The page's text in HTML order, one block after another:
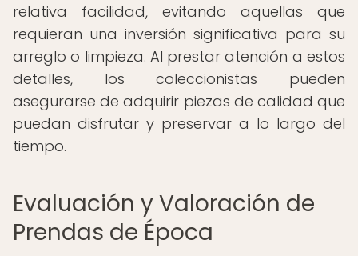
relativa facilidad, evitando aquellas que
requieran una inversión significativa para su
arreglo o limpieza. Al prestar atención a estos
detalles, los coleccionistas pueden
asegurarse de adquirir piezas de calidad que
puedan disfrutar y preservar a lo largo del
tiempo.
Evaluación y Valoración de
Prendas de Época